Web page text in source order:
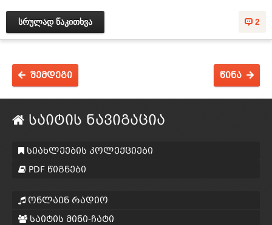
2
სრულად წაკითხვა
წინა
შემდეგი
საიტის ნავიგაცია
სიახლეების კოლექციები
PDF წიგნები
ონლაინ რადიო
საიტის მინი-ჩატი